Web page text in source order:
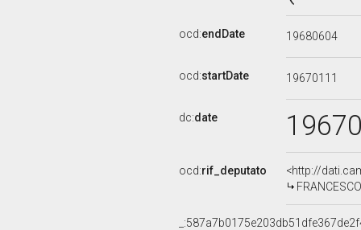
ocd:endDate 19680604
ocd:startDate 19670111
dc:date
ocd:rif_deputato
<http://